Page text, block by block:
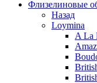
Флизелиновые
Назад
Loymina
A La